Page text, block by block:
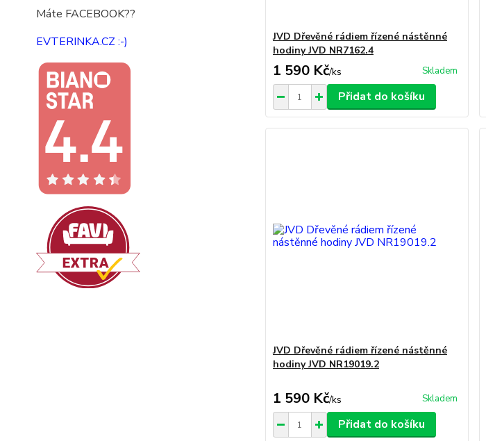
Máte FACEBOOK??
EVTERINKA.CZ :-)
JVD Dřevěné rádiem řízené nástěnné
hodiny JVD NR7162.4
1 590 Kč/ks Skladem
Přidat do košíku
JVD Dřevěné rádiem řízené nástěnné
hodiny JVD NR19019.2
1 590 Kč/ks Skladem
Přidat do košíku